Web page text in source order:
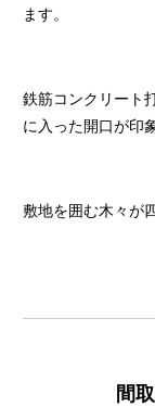
ます。
鉄筋コンクリート
に入った開口が印
敷地を囲む木々が
間